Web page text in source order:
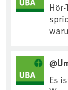
warum #Klimaschutz
Es